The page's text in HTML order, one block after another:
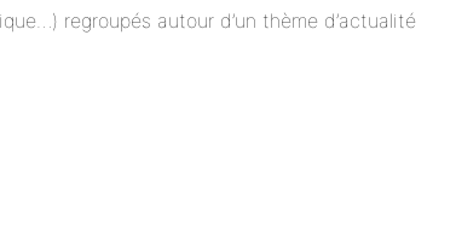
regroupés autour d’un thème d’actualité